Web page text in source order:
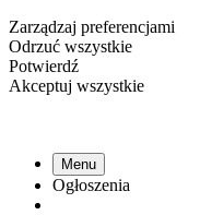
Zarządzaj preferencjami
Odrzuć wszystkie
Potwierdź
Akceptuj wszystkie
Menu
Ogłoszenia